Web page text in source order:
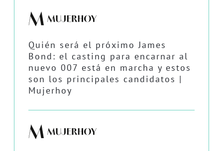
Quién será el próximo James
Bond: el casting para encarnar al
nuevo 007 está en marcha y estos
son los principales candidatos |
Mujerhoy